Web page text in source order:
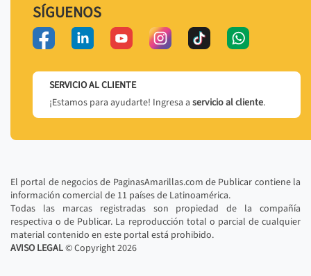
SÍGUENOS
SERVICIO AL CLIENTE
¡Estamos para ayudarte! Ingresa a servicio al cliente.
El portal de negocios de PaginasAmarillas.com de Publicar contiene la
información comercial de 11 países de Latinoamérica.
Todas las marcas registradas son propiedad de la compañía
respectiva o de Publicar. La reproducción total o parcial de cualquier
material contenido en este portal está prohibido.
AVISO LEGAL© Copyright2026